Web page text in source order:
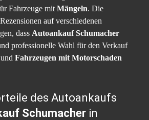
Fahrzeuge mit Mängeln. Die
auf verschiedenen
dass Autoankauf Schumacher
professionelle Wahl für den Verkauf
und Fahrzeugen mit Motorschaden
des Autoankaufs
Schumacher in